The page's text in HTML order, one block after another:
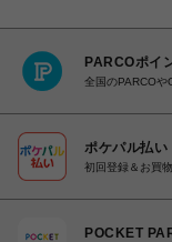
PARCOポイ
全国のPARCOや
ポケパル払い
初回登録＆お買
POCKET